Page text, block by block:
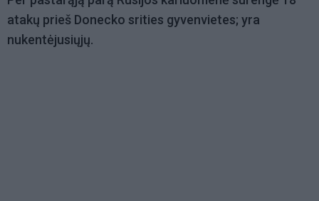
atakų prieš Donecko srities gyvenvietes; yra
nukentėjusiųjų.